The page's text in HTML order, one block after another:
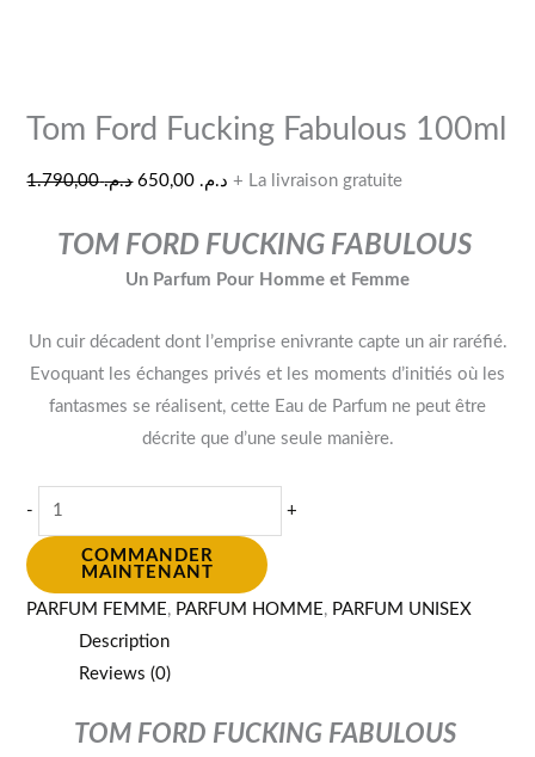
Tom Ford Fucking Fabulous 100ml
د.م.1.790,00 د.م. + La livraison gratuite
TOM FORD FUCKING FABULOUS
Un Parfum Pour Homme et Femme
Un cuir décadent dont l’emprise enivrante capte un air raréfié.
Evoquant les échanges privés et les moments d’initiés où les
fantasmes se réalisent, cette Eau de Parfum ne peut être
décrite que d’une seule manière.
- +
COMMANDER
MAINTENANT
PARFUM FEMME , PARFUM HOMME , PARFUM UNISEX
Description
Reviews (0)
TOM FORD FUCKING FABULOUS